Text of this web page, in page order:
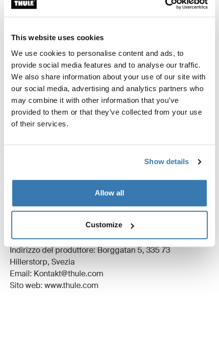
This website uses cookies
We use cookies to personalise content and ads, to
provide social media features and to analyse our traffic.
We also share information about your use of our site with
our social media, advertising and analytics partners who
may combine it with other information that you’ve
provided to them or that they’ve collected from your use
of their services.
Show details
Allow all
Customize
LED integrato e protetto per visibilità ottimale della
Tutte le caratteristiche
Toggle techspec
Specifiche tecniche
Informazioni sulla produzione
Marchio registrato: Thule Sweden AB
Nome produttore: Thule Sweden
Indirizzo del produttore: Borggatan 5, 335 73
Hillerstorp, Svezia
Email: Kontakt@thule.com
Sito web: www.thule.com